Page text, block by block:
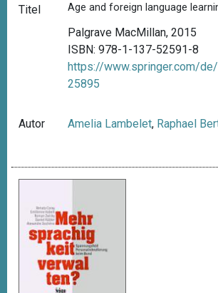
Titel Age and foreign language
Palgrave MacMillan, 2015
ISBN: 978-1-137-52591-8
https://www.springer.com/
25895
Autor Amelia Lambelet, Raphael